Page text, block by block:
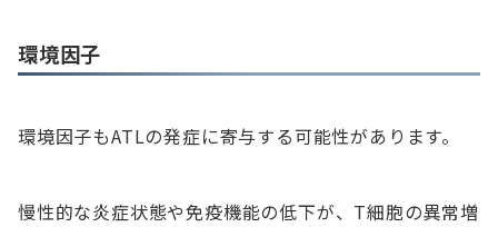
環境因子
環境因子もATLの発症に寄与する可能性があります。
慢性的な炎症状態や免疫機能の低下が、T細胞の異常増